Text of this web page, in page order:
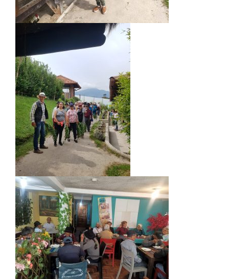
base a cómo
se usa la
Experiencia
Para que
nuestra web
funcione lo
mejor posible
durante tu
visita. Si
rechaza estas
cookies,
algunas
funcionalidades
desaparecerán
de la web.